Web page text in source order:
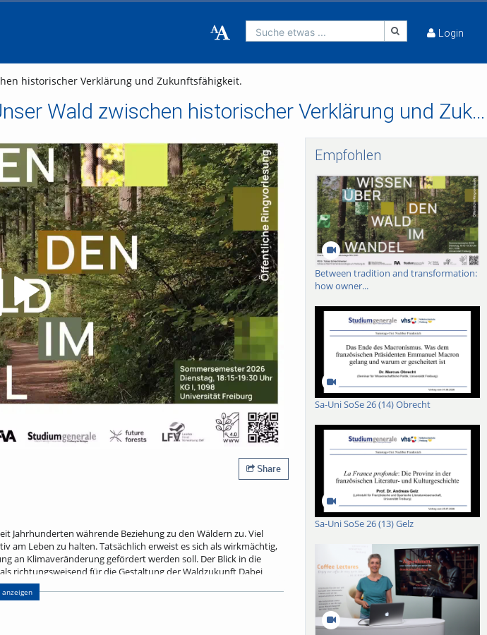
Suche etwas ... Login
historischer Verklärung und Zukunftsfähigkeit.
Wie viel gestern ist morgen? Unser Wald zwischen historischer Verklärung und Zukunftsfähigkeit.
Video abspielen
Share
Jahrhunderten währende Beziehung zu den Wäldern zu. Viel
am Leben zu halten. Tatsächlich erweist es sich als wirkmächtig,
an Klimaveränderung gefördert werden soll. Der Blick in die
richtungsweisend für die Gestaltung der Waldzukunft Dabei
Hemmschuh − für einen effektiven Waldnaturschutz ebenso wie
spürt der Vortrag dem Nutzen und den Risiken nach, die mit
anzeigen
Empfohlen
Between tradition and transformation:
how owner...
Sa-Uni SoSe 26 (14) Obrecht
Sa-Uni SoSe 26 (13) Gelz